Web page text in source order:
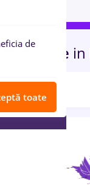
in
de
toate